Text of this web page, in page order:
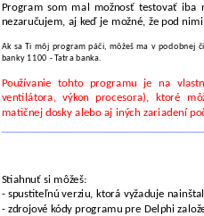
Program som mal možnosť testovať iba
nezaručujem, aj keď je možné, že pod
Ak sa Ti môj program páči, môžeš ma v
banky 1100 - Tatra banka.
Používanie tohto programu je na
ventilátora, výkon procesora), ktoré
matičnej dosky alebo aj iných zariadení
Stiahnuť si môžeš:
- spustiteľnú verziu, ktorá vyžaduje
- zdrojové kódy programu pre Delphi